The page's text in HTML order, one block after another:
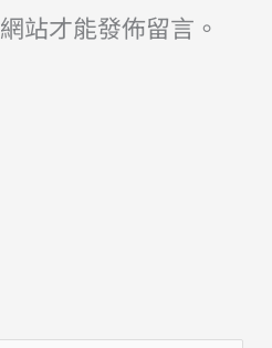
網站才能發佈留言。